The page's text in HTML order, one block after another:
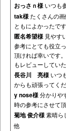
おっさｎ様 いつも
tak様たくさんの
ともによかったです
匿名希望様 見やす
参考にとても役立
頂ければ幸いです
もレビューしてい
長谷川 亮様 いつ
からも頑張ってくだ
y nose様分かりや
時の参考にさせて
菊地 俊介様素晴ら
他